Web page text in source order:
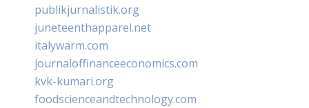
publikjurnalistik.org
juneteenthapparel.net
italywarm.com
journaloffinanceeconomics.com
kvk-kumari.org
foodscienceandtechnology.com